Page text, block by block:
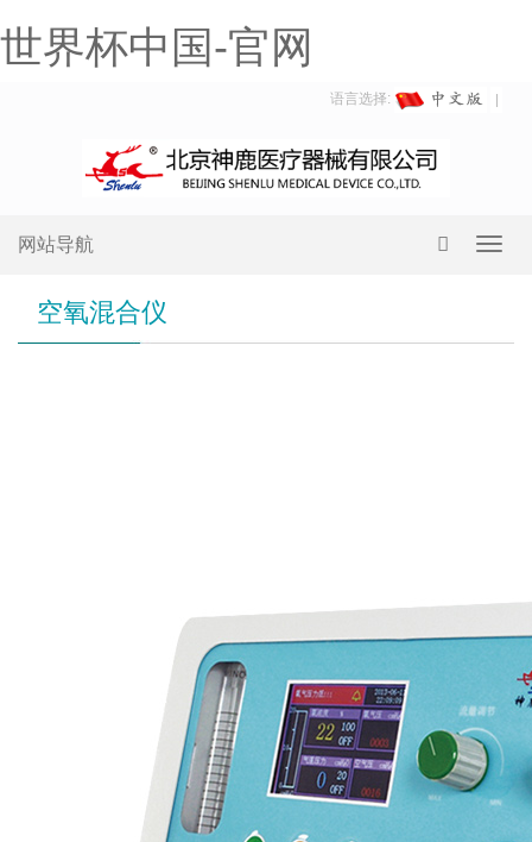
世界杯中国-官网
语言选择:
网站导航
空氧混合仪